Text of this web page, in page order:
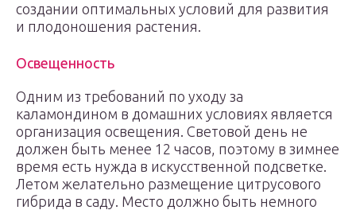
создании оптимальных условий для развития
и плодоношения растения.
Освещенность
Одним из требований по уходу за
каламондином в домашних условиях является
организация освещения. Световой день не
должен быть менее 12 часов, поэтому в зимнее
время есть нужда в искусственной подсветке.
Летом желательно размещение цитрусового
гибрида в саду. Место должно быть немного